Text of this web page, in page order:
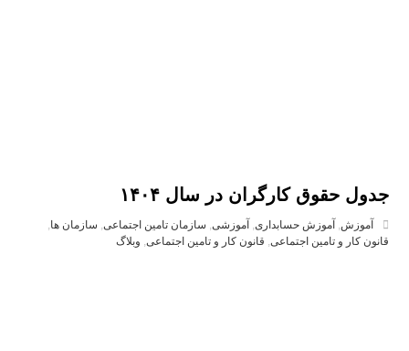
جدول حقوق کارگران در سال ۱۴۰۴
آموزش, آموزش حسابداری, آموزشی, سازمان تامین اجتماعی, سازمان ها,
قانون کار و تامین اجتماعی, قانون کار و تامین اجتماعی, وبلاگ